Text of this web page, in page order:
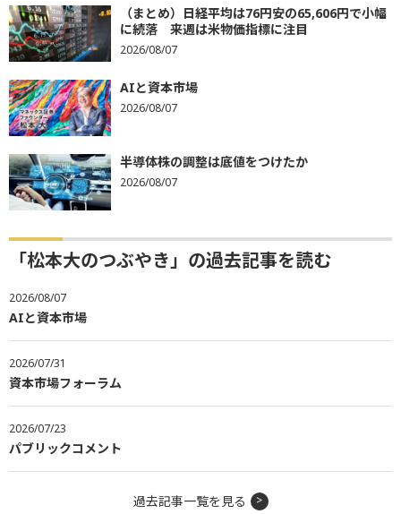
（まとめ）日経平均は76円安の65,606円で小幅
に続落 来週は米物価指標に注目
2026/08/07
AIと資本市場
2026/08/07
半導体株の調整は底値をつけたか
2026/08/07
「松本大のつぶやき」の過去記事を読む
2026/08/07
AIと資本市場
2026/07/31
資本市場フォーラム
2026/07/23
パブリックコメント
過去記事一覧を見る